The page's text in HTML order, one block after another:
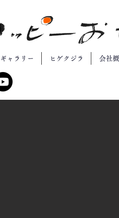
ギャラリー ヒゲクジラ 会社